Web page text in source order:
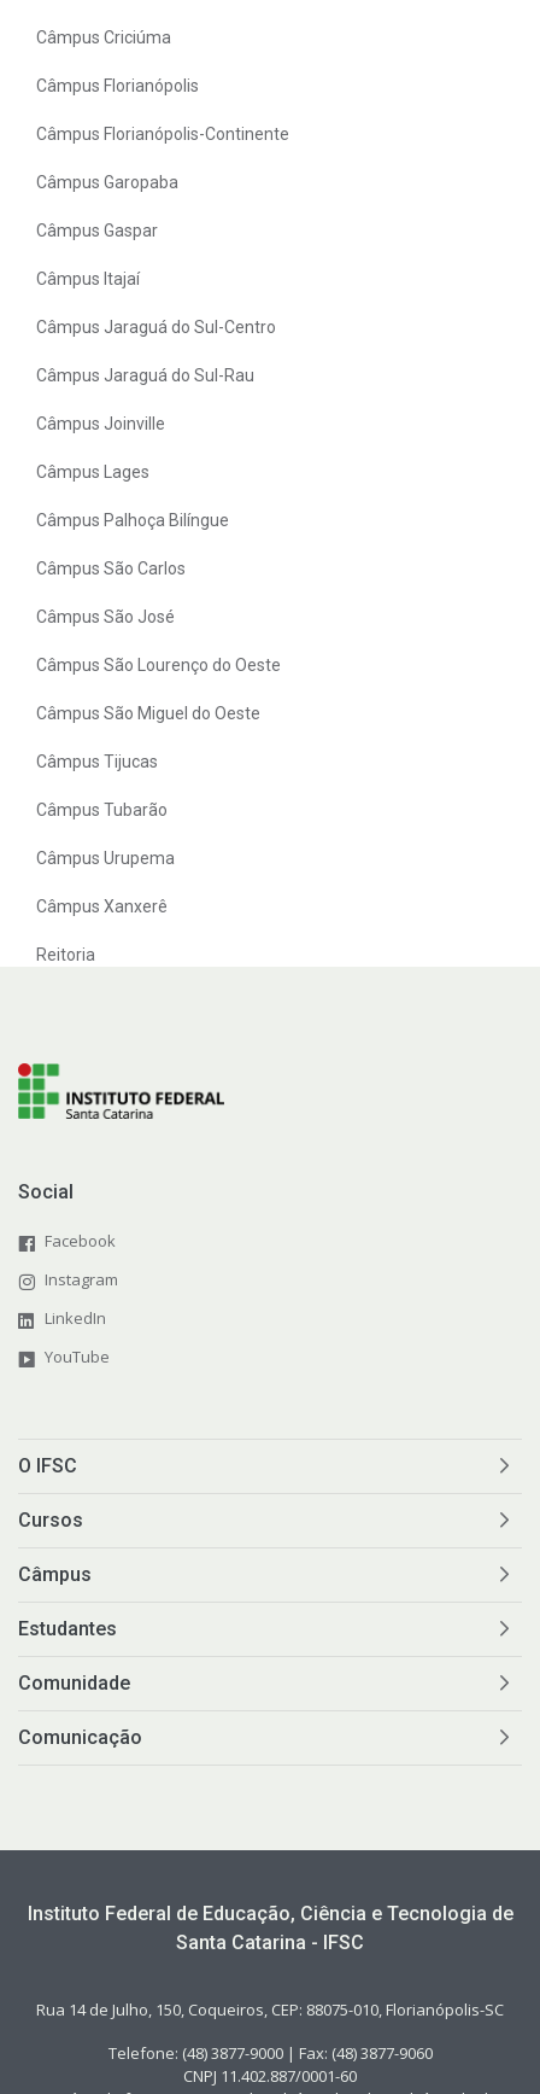
Câmpus Criciúma
Câmpus Florianópolis
Câmpus Florianópolis-Continente
Câmpus Garopaba
Câmpus Gaspar
Câmpus Itajaí
Câmpus Jaraguá do Sul-Centro
Câmpus Jaraguá do Sul-Rau
Câmpus Joinville
Câmpus Lages
Câmpus Palhoça Bilíngue
Câmpus São Carlos
Câmpus São José
Câmpus São Lourenço do Oeste
Câmpus São Miguel do Oeste
Câmpus Tijucas
Câmpus Tubarão
Câmpus Urupema
Câmpus Xanxerê
Reitoria
Social
Facebook
Instagram
LinkedIn
YouTube
O IFSC
Cursos
Câmpus
Estudantes
Comunidade
Comunicação
Instituto Federal de Educação, Ciência e Tecnologia de
Santa Catarina - IFSC
Rua 14 de Julho, 150, Coqueiros, CEP: 88075-010, Florianópolis-SC
Telefone: (48) 3877-9000 | Fax: (48) 3877-9060
CNPJ 11.402.887/0001-60